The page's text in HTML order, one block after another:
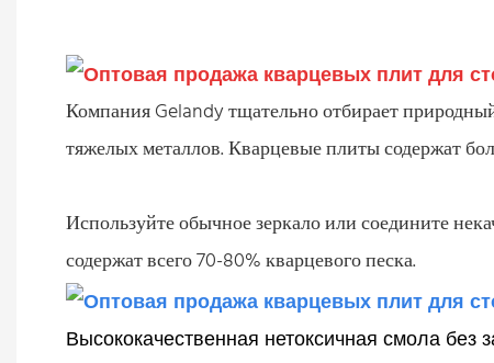
Компания Gelandy тщательно отбирает
тяжелых металлов. Кварцевые плиты содержат
Используйте обычное зеркало или соедините
содержат всего 70-80% кварцевого песка.
Высококачественная нетоксичная смола